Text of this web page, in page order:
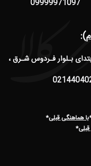
بـلوار فـردوس شـرق ،
با هماهنگی قبلی*
*